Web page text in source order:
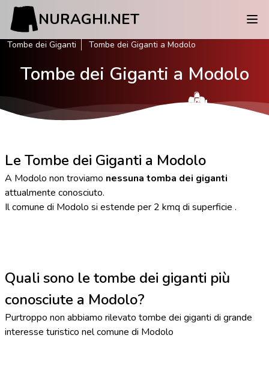
NURAGHI.NET
Tombe dei Giganti Tombe dei Giganti a Modolo
Tombe dei Giganti a Modolo
Le Tombe dei Giganti a Modolo
A Modolo non troviamo nessuna tomba dei giganti
attualmente conosciuto.
Il comune di Modolo si estende per 2 kmq di superficie .
Quali sono le tombe dei giganti più
conosciute a Modolo?
Purtroppo non abbiamo rilevato tombe dei giganti di grande
interesse turistico nel comune di Modolo